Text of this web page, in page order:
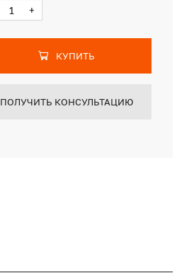
+
КУПИТЬ
ПОЛУЧИТЬ КОНСУЛЬТАЦИЮ